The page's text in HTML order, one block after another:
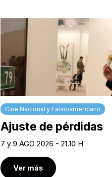
Cine Nacional y Latinoamericano
Ajuste de pérdidas
7 y 9 AGO 2026 - 21.10 H
Ver más